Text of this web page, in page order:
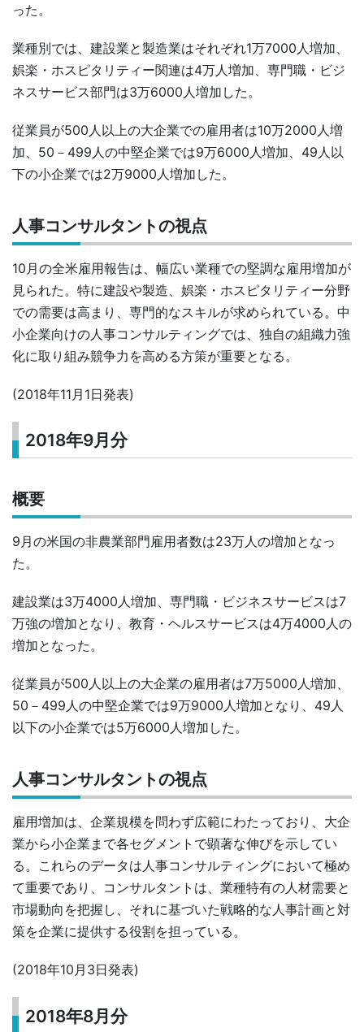
った。
業種別では、建設業と製造業はそれぞれ1万7000人増加、
娯楽・ホスピタリティー関連は4万人増加、専門職・ビジ
ネスサービス部門は3万6000人増加した。
従業員が500人以上の大企業での雇用者は10万2000人増
加、50－499人の中堅企業では9万6000人増加、49人以
下の小企業では2万9000人増加した。
人事コンサルタントの視点
10月の全米雇用報告は、幅広い業種での堅調な雇用増加が
見られた。特に建設や製造、娯楽・ホスピタリティー分野
での需要は高まり、専門的なスキルが求められている。中
小企業向けの人事コンサルティングでは、独自の組織力強
化に取り組み競争力を高める方策が重要となる。
(2018年11月1日発表)
2018年9月分
概要
9月の米国の非農業部門雇用者数は23万人の増加となっ
た。
建設業は3万4000人増加、専門職・ビジネスサービスは7
万強の増加となり、教育・ヘルスサービスは4万4000人の
増加となった。
従業員が500人以上の大企業の雇用者は7万5000人増加、
50－499人の中堅企業では9万9000人増加となり、49人
以下の小企業では5万6000人増加した。
人事コンサルタントの視点
雇用増加は、企業規模を問わず広範にわたっており、大企
業から小企業まで各セグメントで顕著な伸びを示してい
る。これらのデータは人事コンサルティングにおいて極め
て重要であり、コンサルタントは、業種特有の人材需要と
市場動向を把握し、それに基づいた戦略的な人事計画と対
策を企業に提供する役割を担っている。
(2018年10月3日発表)
2018年8月分